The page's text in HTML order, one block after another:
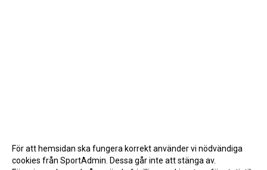
För att hemsidan ska fungera korrekt använder vi nödvändiga
cookies från SportAdmin. Dessa går inte att stänga av.